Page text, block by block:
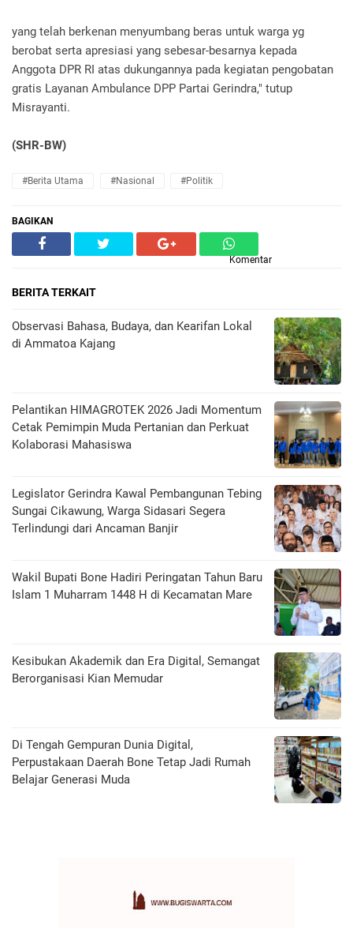
yang telah berkenan menyumbang beras untuk warga yg
berobat serta apresiasi yang sebesar-besarnya kepada
Anggota DPR RI atas dukungannya pada kegiatan pengobatan
gratis Layanan Ambulance DPP Partai Gerindra," tutup
Misrayanti.
(SHR-BW)
#Berita Utama #Nasional #Politik
BAGIKAN
Komentar
BERITA TERKAIT
Observasi Bahasa, Budaya, dan Kearifan Lokal
di Ammatoa Kajang
Pelantikan HIMAGROTEK 2026 Jadi Momentum
Cetak Pemimpin Muda Pertanian dan Perkuat
Kolaborasi Mahasiswa
Legislator Gerindra Kawal Pembangunan Tebing
Sungai Cikawung, Warga Sidasari Segera
Terlindungi dari Ancaman Banjir
Wakil Bupati Bone Hadiri Peringatan Tahun Baru
Islam 1 Muharram 1448 H di Kecamatan Mare
Kesibukan Akademik dan Era Digital, Semangat
Berorganisasi Kian Memudar
Di Tengah Gempuran Dunia Digital,
Perpustakaan Daerah Bone Tetap Jadi Rumah
Belajar Generasi Muda